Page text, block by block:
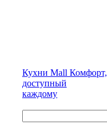
Кухни Mall Комфорт,
доступный
каждому